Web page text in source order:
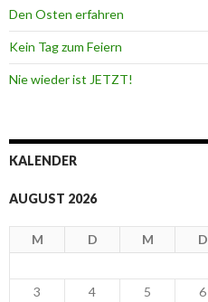
Den Osten erfahren
Kein Tag zum Feiern
Nie wieder ist JETZT!
KALENDER
AUGUST 2026
M D M D
3
4 5 6